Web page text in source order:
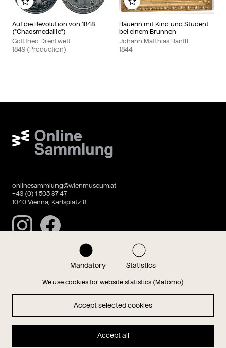
Mandatory Statistics
We use cookies for website statistics (Matomo)
Accept selected cookies
Accept all
Auf die Revolution von 1848
("Chaosmedaille")
Gottfried Drentwett
1849 (Production)
Add to my album
Bäuerin mit Kind und Student
bei einem Brunnen
Johann Matthias Ranftl
1844
Add to my album
Wien Museum Online Sammlung
onlinesammlung@wienmuseum.at
+43 (0) 1 505 87 47
1040 Vienna, Karlsplatz 8
InstagramFacebook
Magazin
Hauptseite
Imprint